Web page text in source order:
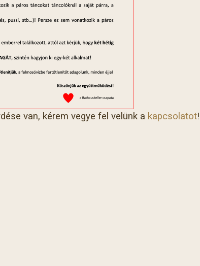
van, kérem vegye fel velünk a kapcsolatot!